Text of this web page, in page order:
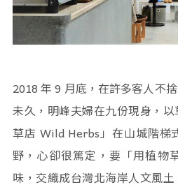
2018 年 9 月底，在許多客人不
未久，明峰夫婦在九份現身，
草店 Wild Herbs」在山城階梯
野，心卻很篤定，要「用植物
味，交織成台灣北海岸人文風